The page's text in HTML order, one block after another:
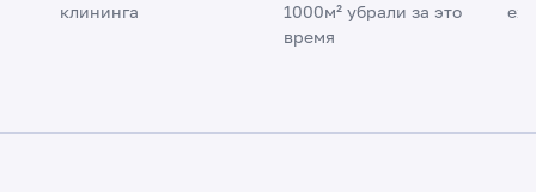
клининга
1000м² убрали за это
время